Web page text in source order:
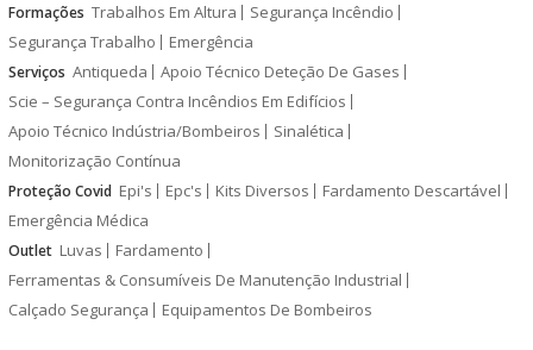
Formações Trabalhos Em Altura
Segurança Incêndio
Segurança Trabalho
Emergência
Serviços Antiqueda
Apoio Técnico Deteção De Gases
Scie – Segurança Contra Incêndios Em Edifícios
Apoio Técnico Indústria/Bombeiros
Sinalética
Monitorização Contínua
Proteção Covid Epi's Epc's Kits Diversos
Fardamento Descartável
Emergência Médica
Outlet Luvas
Fardamento
Ferramentas & Consumíveis De Manutenção Industrial
Calçado Segurança
Equipamentos De Bombeiros